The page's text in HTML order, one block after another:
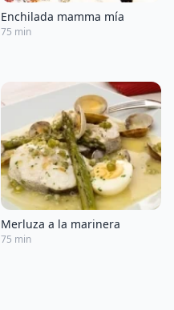
Enchilada mamma mía
75 min
Merluza a la marinera
75 min